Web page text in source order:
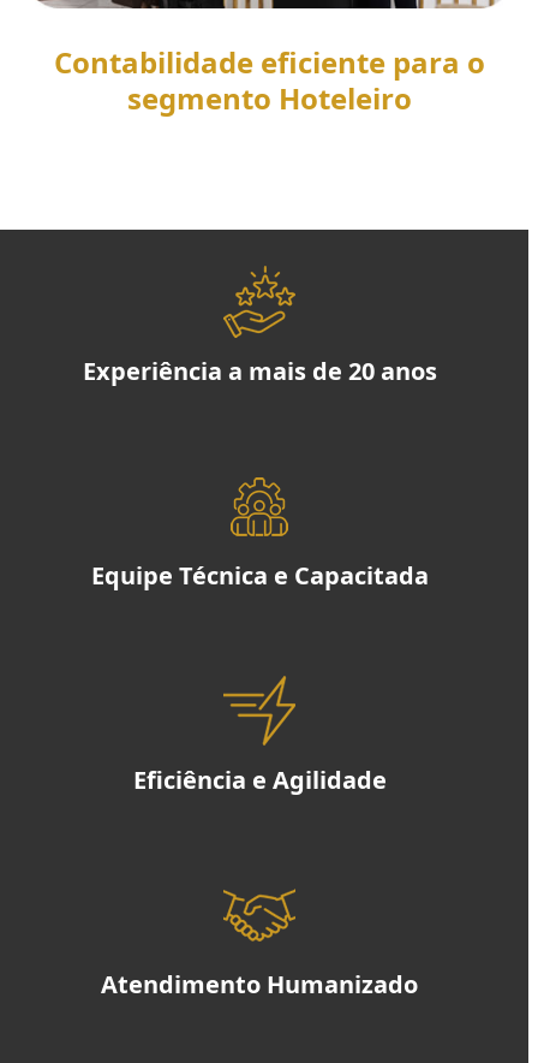
Contabilidade eficiente para o
segmento Hoteleiro
Experiência a mais de 20 anos
Equipe Técnica e Capacitada
Eficiência e Agilidade
Atendimento Humanizado